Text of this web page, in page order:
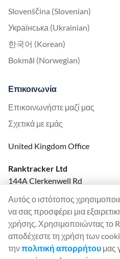
Slovenščina (Slovenian)
Українська (Ukrainian)
한국어 (Korean)
Bokmål (Norwegian)
Επικοινωνία
Επικοινωνήστε μαζί μας
Σχετικά με εμάς
United Kingdom Office
Ranktracker Ltd
144A Clerkenwell Rd
Company No: 08820809
felix@ranktracker.com
Αυτός ο ιστότοπος
να σας προσφέρει μια
χρήσης. Χρησιμοποιώντας το
αποδέχεστε τη χρήση των
τηνπολιτική απορρήτου μας